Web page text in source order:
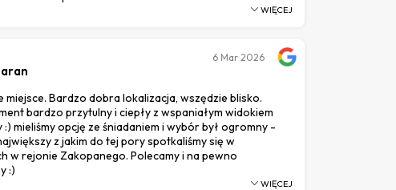
WIĘCEJ
miejsce. Bardzo dobra lokalizacja, wszędzie blisko.
bardzo przytulny i ciepły z wspaniałym widokiem
:) mieliśmy opcję ze śniadaniem i wybór był ogromny -
z jakim do tej pory spotkaliśmy się w
w rejonie Zakopanego. Polecamy i na pewno
:)
6 Mar 2026
WIĘCEJ